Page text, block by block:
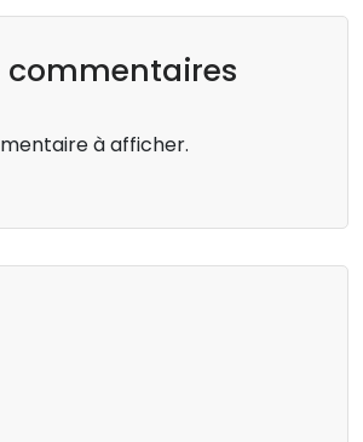
commentaires
à afficher.